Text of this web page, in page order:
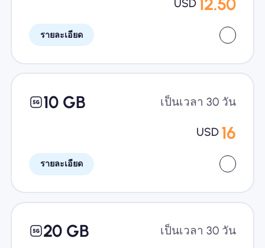
USD 12.50
รายละเอียด
10 GB เป็นเวลา 30 วัน
USD 16
รายละเอียด
20 GB เป็นเวลา 30 วัน